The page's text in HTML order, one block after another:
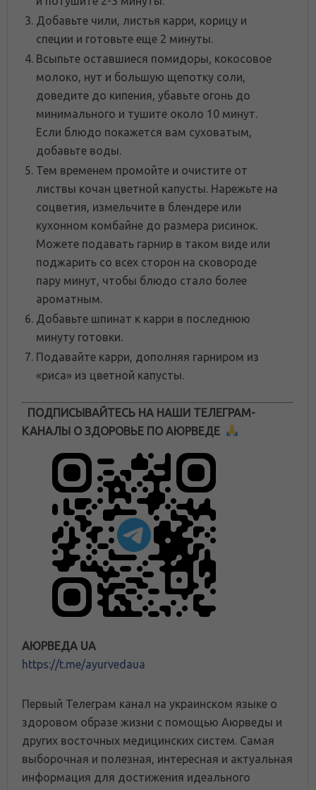
Добавьте чили, листья карри, корицу и
специи и готовьте еще 2 минуты.
Всыпьте оставшиеся помидоры, кокосовое
молоко, нут и большую щепотку соли,
доведите до кипения, убавьте огонь до
минимального и тушите около 10 минут.
Если блюдо покажется вам суховатым,
добавьте воды.
Тем временем промойте и очистите от
листвы кочан цветной капусты. Нарежьте на
соцветия, измельчите в блендере или
кухонном комбайне до размера рисинок.
Можете подавать гарнир в таком виде или
поджарить со всех сторон на сковороде
пару минут, чтобы блюдо стало более
ароматным.
Добавьте шпинат к карри в последнюю
минуту готовки.
Подавайте карри, дополняя гарниром из
«риса» из цветной капусты.
ПОДПИСЫВАЙТЕСЬ НА НАШИ ТЕЛЕГРАМ-
КАНАЛЫ О ЗДОРОВЬЕ ПО АЮРВЕДЕ
АЮРВЕДА UA
https://t.me/ayurvedaua
Первый Телеграм канал на украинском языке о
здоровом образе жизни с помощью Аюрведы и
других восточных медицинских систем. Самая
выборочная и полезная, интересная и актуальная
информация для достижения идеального